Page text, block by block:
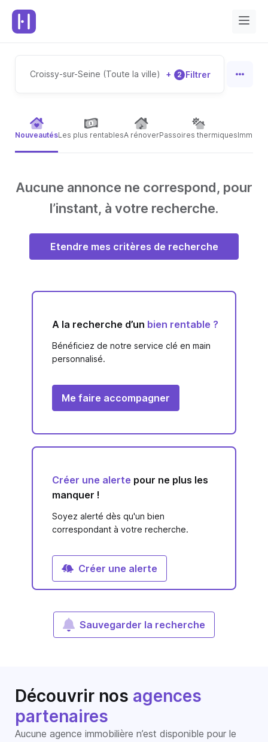
Croissy-sur-Seine (Toute la ville) + 2 Filtrer
NouveautésLes plus rentablesA rénoverPassoires thermiques
Aucune annonce ne correspond, pour
l’instant, à votre recherche.
Etendre mes critères de recherche
A la recherche d’un bien rentable ?
Bénéficiez de notre service clé en main
personnalisé.
Me faire accompagner
Créer une alerte pour ne plus les
manquer !
Soyez alerté dès qu'un bien
correspondant à votre recherche.
Créer une alerte
Sauvegarder la recherche
Découvrir nos agences
partenaires
Aucune agence immobilière n’est disponible pour le